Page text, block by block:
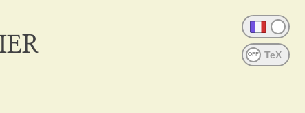
OFF